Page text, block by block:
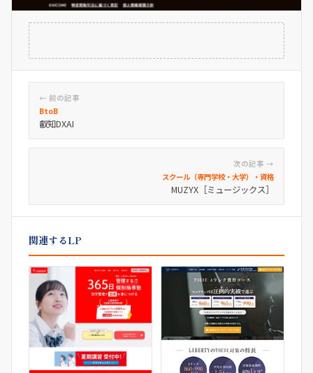
← 前の記事
BtoB
叡知DXAI
次の記事 →
スクール（専門学校・大学）・資格
MUZYX［ミュージックス］
関連するLP